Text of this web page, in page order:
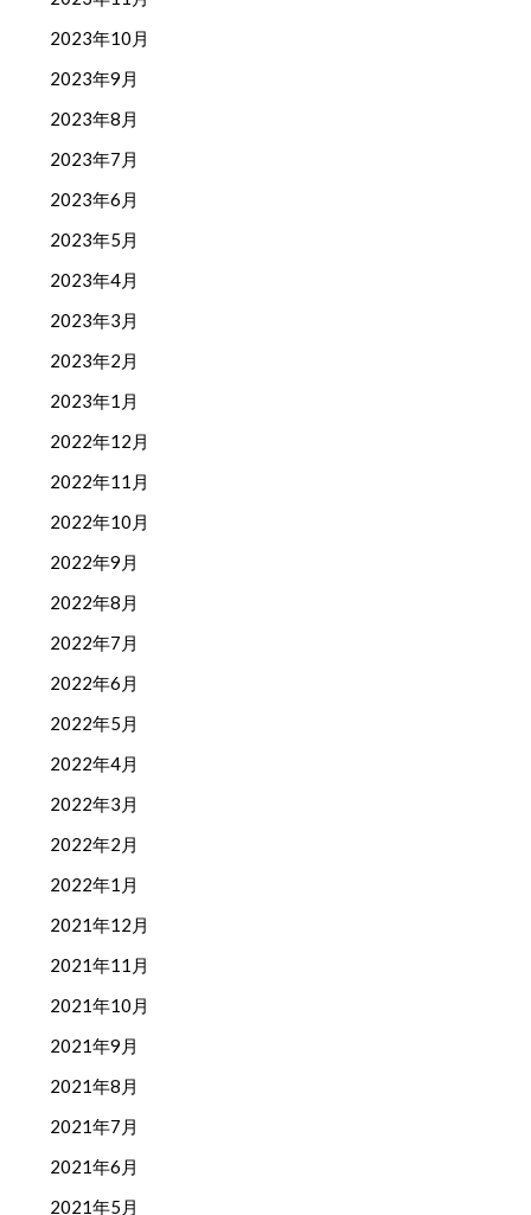
2023年10月
2023年9月
2023年8月
2023年7月
2023年6月
2023年5月
2023年4月
2023年3月
2023年2月
2023年1月
2022年12月
2022年11月
2022年10月
2022年9月
2022年8月
2022年7月
2022年6月
2022年5月
2022年4月
2022年3月
2022年2月
2022年1月
2021年12月
2021年11月
2021年10月
2021年9月
2021年8月
2021年7月
2021年6月
2021年5月